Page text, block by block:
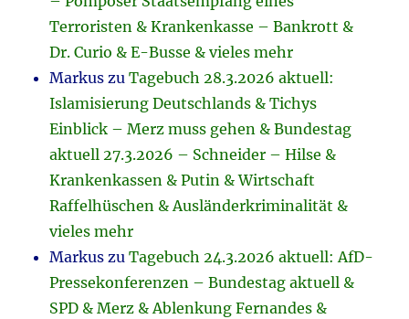
Terroristen & Krankenkasse – Bankrott &
Dr. Curio & E-Busse & vieles mehr
Markus zuTagebuch 28.3.2026 aktuell:
Islamisierung Deutschlands & Tichys
Einblick – Merz muss gehen & Bundestag
aktuell 27.3.2026 – Schneider – Hilse &
Krankenkassen & Putin & Wirtschaft
Raffelhüschen & Ausländerkriminalität &
vieles mehr
Markus zuTagebuch 24.3.2026 aktuell: AfD-
Pressekonferenzen – Bundestag aktuell &
SPD & Merz & Ablenkung Fernandes &